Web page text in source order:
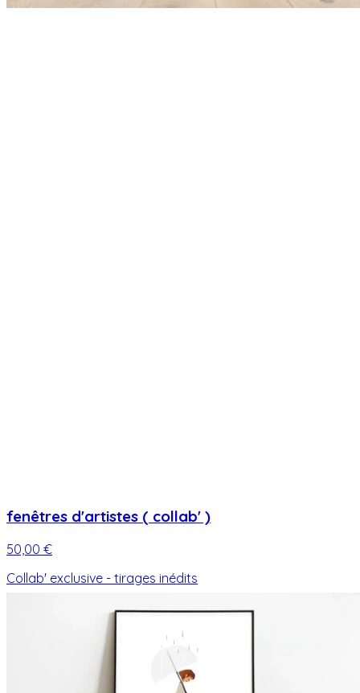
fenêtres d'artistes ( collab' )
50,00 €
Collab' exclusive - tirages inédits